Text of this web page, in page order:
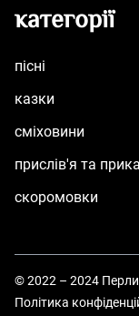
категорії
пісні
казки
сміховини
прислів'я та
скоромовки
© 2022 – 2024
Політика